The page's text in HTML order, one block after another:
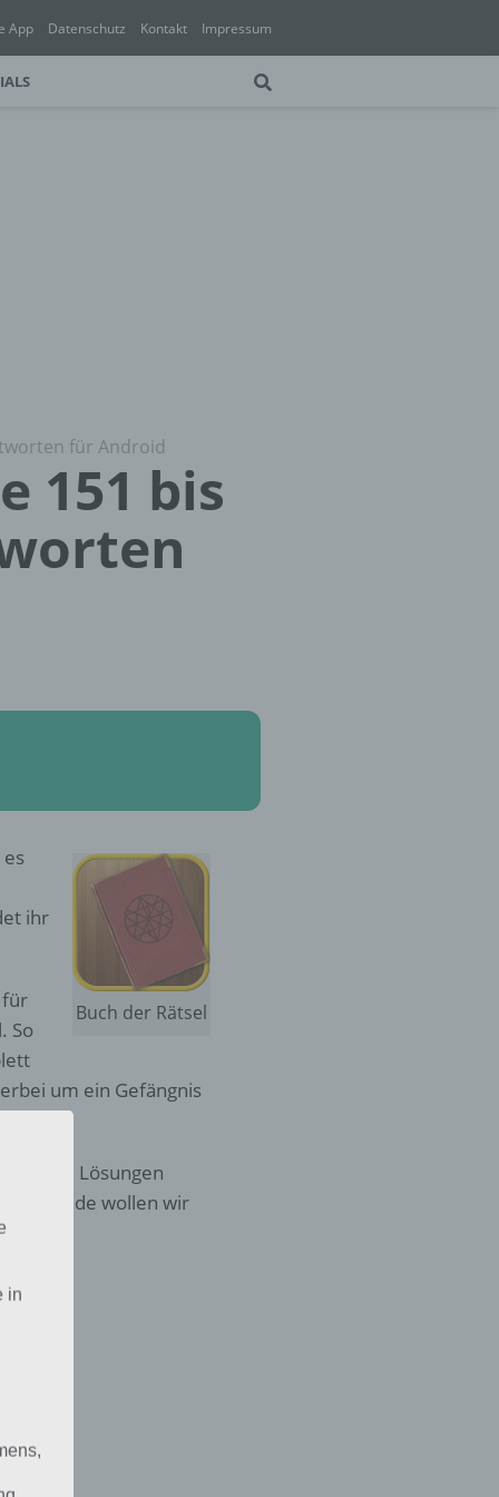
App Datenschutz Kontakt Impressum
für Android
151 bis
Buch der Rätsel
ihr
für
So
um ein Gefängnis
einige Lösungen
Grunde wollen wir
in